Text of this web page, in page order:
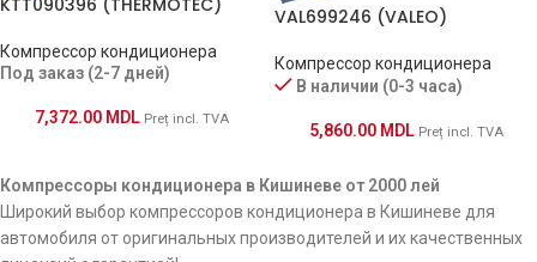
KTT090396 (THERMOTEC)
Компрессор кондиционера
Под заказ (2-7 дней)
7,372.00 MDL Preț incl. TVA
VAL699246 (VALEO)
Компрессор кондиционера
В наличии (0-3 часа)
5,860.00 MDL Preț incl. TVA
Компрессоры кондиционера в Кишиневе от 2000 лей
Широкий выбор компрессоров кондиционера в Кишиневе для
автомобиля от оригинальных производителей и их качественных